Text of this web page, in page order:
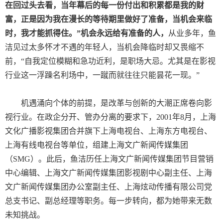
在回过头去看，当年幕后的每一份付出和积累都是我的财
富，正是因为我在漫长的等待期里做好了准备，当机会来临
时，我才能抓得住。”机会永远给有准备的人，
从业多年，鱼
洁见过太多怀才不遇的年轻人，当机会降临时却又畏缩不
前，“自我定位模糊和急功近利，是职场大忌。尤其是在影视
行业这一浮躁名利场中，一蹴而就往往只能昙花一现。”
机遇涌向个体的前提，是改革与创新的大潮正席卷向影
视行业。在政企分开、管办分离的要求下， 2001年8月，上海
文化广播影视集团合并旗下上海电视台、上海东方电视台、
上海有线电视台等单位，组建上海文广新闻传媒集团
（SMG）。此后，鱼洁历任上海文广新闻传媒集团节目营销
中心编辑、上海文广新闻传媒集团影视剧中心副主任、上海
文广新闻传媒集团办公室副主任、上海炫动传播有限公司党
总支书记、副总经理等职务。每一步转向，都为她带来无数
未知挑战。